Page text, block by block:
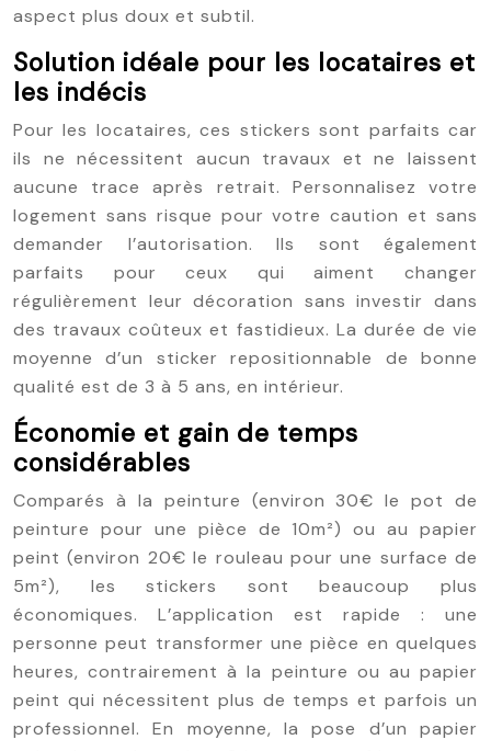
aspect plus doux et subtil.
Solution idéale pour les locataires et
les indécis
Pour les locataires, ces stickers sont parfaits car
ils ne nécessitent aucun travaux et ne laissent
aucune trace après retrait. Personnalisez votre
logement sans risque pour votre caution et sans
demander l’autorisation. Ils sont également
parfaits pour ceux qui aiment changer
régulièrement leur décoration sans investir dans
des travaux coûteux et fastidieux. La durée de vie
moyenne d’un sticker repositionnable de bonne
qualité est de 3 à 5 ans, en intérieur.
Économie et gain de temps
considérables
Comparés à la peinture (environ 30€ le pot de
peinture pour une pièce de 10m²) ou au papier
peint (environ 20€ le rouleau pour une surface de
5m²), les stickers sont beaucoup plus
économiques. L’application est rapide : une
personne peut transformer une pièce en quelques
heures, contrairement à la peinture ou au papier
peint qui nécessitent plus de temps et parfois un
professionnel. En moyenne, la pose d’un papier